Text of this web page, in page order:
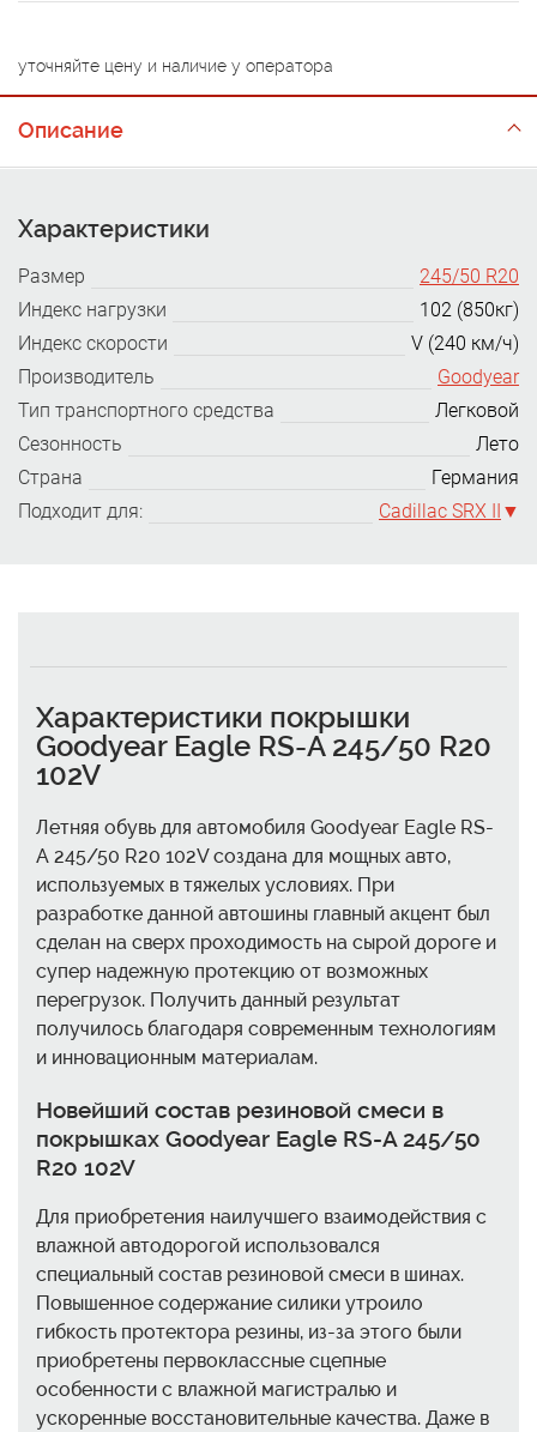
уточняйте цену и наличие у оператора
Описание
Характеристики
Размер
245/50 R20
Индекс нагрузки
102 (850кг)
Индекс скорости
V (240 км/ч)
Производитель
Goodyear
Тип транспортного средства
Легковой
Сезонность
Лето
Страна
Германия
Подходит для:
Cadillac SRX II
Характеристики покрышки
Goodyear Eagle RS-A 245/50 R20
102V
Летняя обувь для автомобиля Goodyear Eagle RS-
A 245/50 R20 102V создана для мощных авто,
используемых в тяжелых условиях. При
разработке данной автошины главный акцент был
сделан на сверх проходимость на сырой дороге и
супер надежную протекцию от возможных
перегрузок. Получить данный результат
получилось благодаря современным технологиям
и инновационным материалам.
Новейший состав резиновой смеси в
покрышках Goodyear Eagle RS-A 245/50
R20 102V
Для приобретения наилучшего взаимодействия с
влажной автодорогой использовался
специальный состав резиновой смеси в шинах.
Повышенное содержание силики утроило
гибкость протектора резины, из-за этого были
приобретены первоклассные сцепные
особенности с влажной магистралью и
ускоренные восстановительные качества. Даже в